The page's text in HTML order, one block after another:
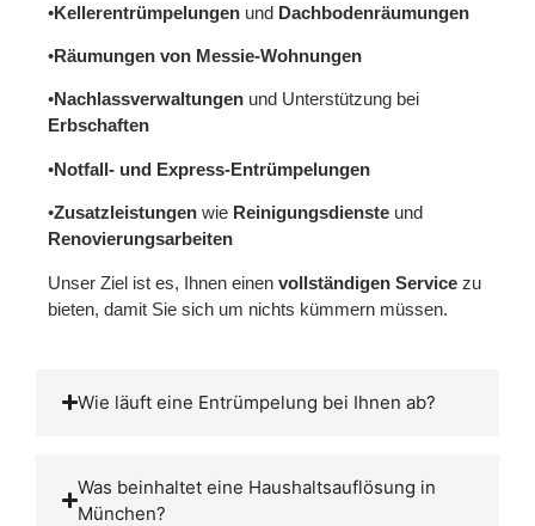
•Kellerentrümpelungen und Dachbodenräumungen
•Räumungen von Messie-Wohnungen
•Nachlassverwaltungen und Unterstützung bei
Erbschaften
•Notfall- und Express-Entrümpelungen
•Zusatzleistungen wie Reinigungsdienste und
Renovierungsarbeiten
Unser Ziel ist es, Ihnen einen vollständigen Service zu
bieten, damit Sie sich um nichts kümmern müssen.
Wie läuft eine Entrümpelung bei Ihnen ab?
Was beinhaltet eine Haushaltsauflösung in
München?